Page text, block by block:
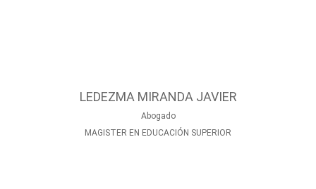
LEDEZMA MIRANDA JAVIER
Abogado
MAGISTER EN EDUCACIÓN SUPERIOR